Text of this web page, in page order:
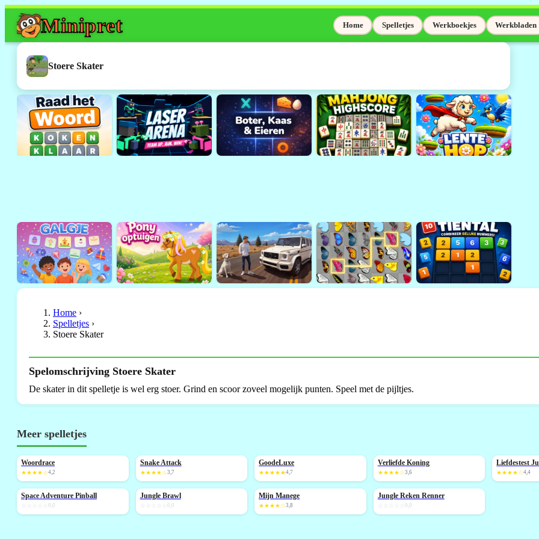
Minipret Home Spelletjes Werkboekjes Werkbladen
Dit spel werkt helaas niet meer
Stoere Skater
Home ›
Spelletjes ›
Stoere Skater
Spelomschrijving Stoere Skater
De skater in dit spelletje is wel erg stoer. Grind en scoor zoveel mogelijk punten. Speel met de pijltjes.
Meer spelletjes
NIEUW
Woordrace
★★★★☆4,2
NIEUW
Snake Attack
★★★★☆3,7
NIEUW
GoodeLuxe
★★★★★4,7
Verliefde Koning
★★★★☆3,6
NIEUW
Liefdestest
★★★★☆4,4
NIEUW
Space Adventure Pinball
0,0
NIEUW
Jungle Brawl
0,0
Mijn Manege
★★★★☆3,8
NIEUW
Jungle Reken Renner
0,0